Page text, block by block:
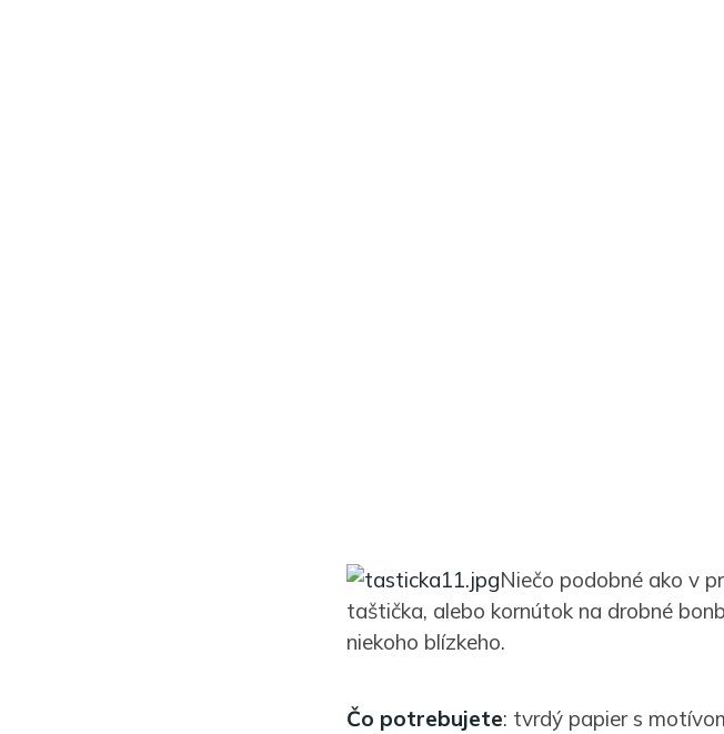
Niečo podobné ako v
taštička, alebo kornútok na drobné
niekoho blízkeho.
Čo potrebujete: tvrdý papier s